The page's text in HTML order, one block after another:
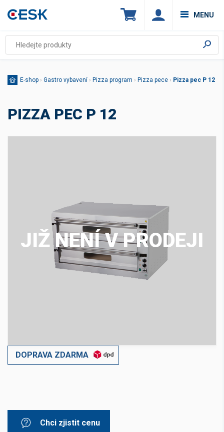
MENU
E-shop › Gastro vybavení › Pizza program › Pizza pece › Pizza pec P 12
PIZZA PEC P 12
JIŽ NENÍ V PRODEJI
DOPRAVA ZDARMA
Chci zjistit cenu